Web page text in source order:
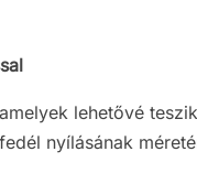
lehetővé
nyílásának